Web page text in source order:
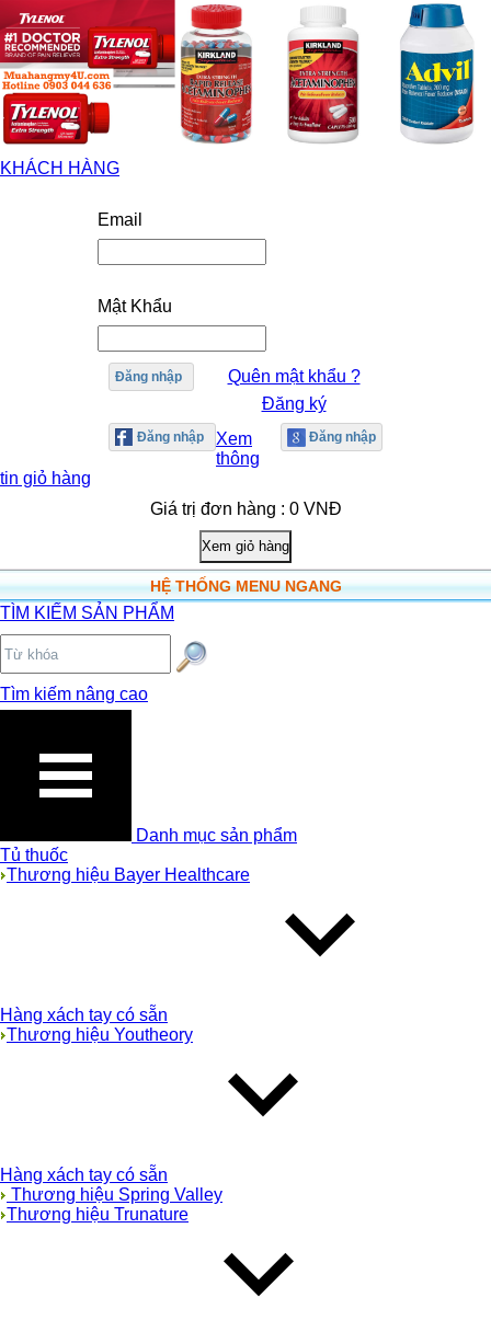
KHÁCH HÀNG
Email
Mật Khẩu
Đăng nhập
Quên mật khẩu ?
Đăng ký
Xem
thông
tin giỏ hàng
Giá trị đơn hàng : 0 VNĐ
HỆ THỐNG MENU NGANG
TÌM KIẾM SẢN PHẨM
Tìm kiếm nâng cao
Danh mục sản phẩm
Tủ thuốc
Thương hiệu Bayer Healthcare
Hàng xách tay có sẵn
Thương hiệu Youtheory
Hàng xách tay có sẵn
Thương hiệu Spring Valley
Thương hiệu Trunature